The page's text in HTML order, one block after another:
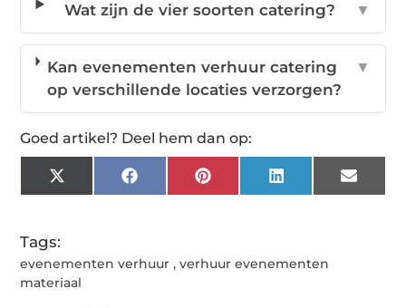
Wat zijn de vier soorten catering? ▼
Kan evenementen verhuur catering
op verschillende locaties verzorgen?
▼
Goed artikel? Deel hem dan op:
X
(Twitter)
FacebookPinterestLinkedInEmail
Tags:
evenementen verhuur ,verhuur evenementen
materiaal